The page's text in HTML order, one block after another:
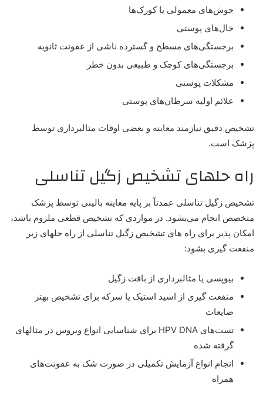
جوش‌های معمولی یا کورک‌ها
خال‌های پوستی
برجستگی‌های مسطح و گسترده ناشی از عفونت ثانویه
برجستگی‌های کوچک و طبیعی بدون خطر
مشکلات پوستی
علائم اولیه سرطان‌های پوستی
تشخیص دقیق نیازمند معاینه و بعضی اوقات مثالبرداری توسط
پزشک است.
راه حلهای تشخیص زگیل تناسلی
تشخیص زگیل تناسلی عمدتاً بر پایه معاینه بالینی توسط پزشک
متخصص انجام می‌بشود. در مواردی که تشخیص قطعی ملزوم باشد،
امکان پذیر برای راه های تشخیص زگیل تناسلی از راه حلهای زیر
منفعت گیری بشود:
بیوپسی یا مثالبرداری از بافت زگیل
منفعت گیری از اسید استیک یا سرکه برای تشخیص بهتر
ضایعات
تست‌های HPV DNA برای شناسایی انواع ویروس در مثالهای
گرفته شده
انجام انواع آزمایش تکمیلی در صورت شک به عفونت‌های
همراه